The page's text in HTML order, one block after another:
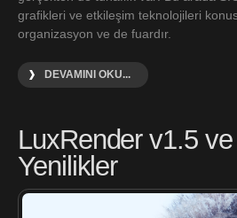
grafikleri ve etkileşim teknolojileri
organizasyon ve de fuardır.
DEVAMINI OKU...
LuxRender v1.5
Yenilikler